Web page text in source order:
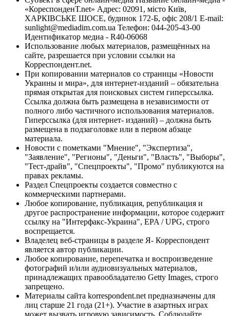
«КореспонденТ.net» Адрес: 02091, місто Київ,
ХАРКІВСЬКЕ ШОСЕ, будинок 172-Б, офіс 208/1 E-mail:
sunlight@mediadim.com.ua Телефон: 044-205-43-00
Идентификатор медиа - R40-06068
Использование любых материалов, размещённых на
сайте, разрешается при условии ссылки на
Корреспондент.net.
При копировании материалов со страницы «Новости
Украины и мира», для интернет-изданий – обязательна
прямая открытая для поисковых систем гиперссылка.
Ссылка должна быть размещена в независимости от
полного либо частичного использования материалов.
Гиперссылка (для интернет- изданий) – должна быть
размещена в подзаголовке или в первом абзаце
материала.
Новости с пометками "Мнение", "Экспертиза",
"Заявление", "Регионы", "Деньги", "Власть", "Выборы",
"Тест-драйв", "Спецпроекты", "Промо" публикуются на
правах рекламы.
Раздел Спецпроекты создается совместно с
коммерческими партнерами.
Любое копирование, публикация, републикация и
другое распространение информации, которое содержит
ссылку на "Интерфакс-Украина", EPA / UPG, строго
воспрещается.
Владелец веб-страницы в разделе Я- Корреспондент
является автор публикации.
Любое копирование, перепечатка и воспроизведение
фотографий и/или аудиовизуальных материалов,
принадлежащих правообладателю Getty Images, строго
запрещено.
Материалы сайта korrespondent.net предназначены для
лиц старше 21 года (21+). Участие в азартных играх
может вызвать игровую зависимость. Соблюдайте